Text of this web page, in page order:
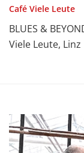
Café Viele Leute
BLUES &
Viele Leute, Linz